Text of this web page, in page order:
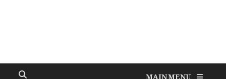
MAIN MENU